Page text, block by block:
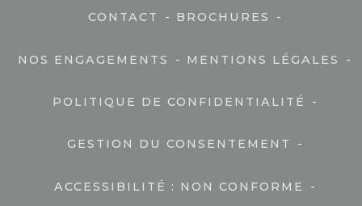
CONTACT - BROCHURES -
NOS ENGAGEMENTS - MENTIONS LÉGALES -
POLITIQUE DE CONFIDENTIALITÉ -
GESTION DU CONSENTEMENT -
ACCESSIBILITÉ : NON CONFORME -